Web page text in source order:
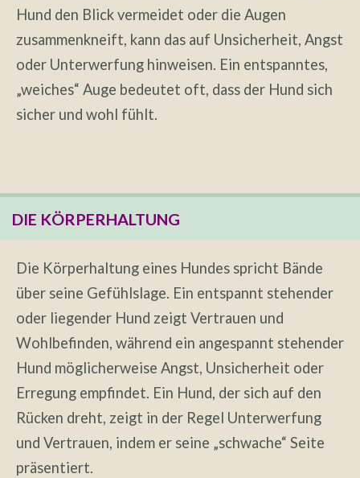
Hund den Blick vermeidet oder die Augen
zusammenkneift, kann das auf Unsicherheit, Angst
oder Unterwerfung hinweisen. Ein entspanntes,
„weiches“ Auge bedeutet oft, dass der Hund sich
sicher und wohl fühlt.
DIE KÖRPERHALTUNG
Die Körperhaltung eines Hundes spricht Bände
über seine Gefühlslage. Ein entspannt stehender
oder liegender Hund zeigt Vertrauen und
Wohlbefinden, während ein angespannt stehender
Hund möglicherweise Angst, Unsicherheit oder
Erregung empfindet. Ein Hund, der sich auf den
Rücken dreht, zeigt in der Regel Unterwerfung
und Vertrauen, indem er seine „schwache“ Seite
präsentiert.